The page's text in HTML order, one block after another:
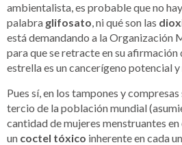
ambientalista, es probable que no
palabra glifosato, ni qué son las
está demandando a la Organización
para que se retracte en su
estrella es un cancerígeno potencial
Pues sí, en los tampones y
tercio de la población mundial
cantidad de mujeres menstruantes
un coctel tóxico inherente en cada